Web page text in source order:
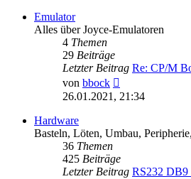
Emulator
Alles über Joyce-Emulatoren
4 Themen
29 Beiträge
Letzter Beitrag Re: CP/M
von bbock
Beitrag
26.01.2021, 21:34
Hardware
Basteln, Löten, Umbau,
36 Themen
425 Beiträge
Letzter Beitrag RS232 DB9